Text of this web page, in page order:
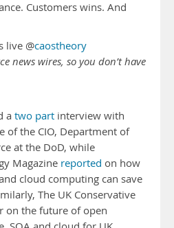
Customers wins. And
live @caostheory
news wires, so you don’t have
a two part interview with
of the CIO, Department of
at the DoD, while
Magazine reported on how
cloud computing can save
The UK Conservative
on the future of open